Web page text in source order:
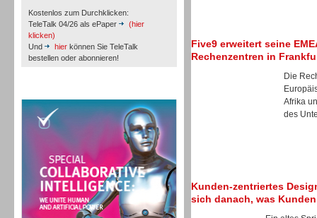
Kostenlos zum Durchklicken:
TeleTalk 04/26 als ePaper
(hier
klicken)
Und
hier können Sie TeleTalk
bestellen oder abonnieren!
Personal
Five9 erweitert seine
Rechenzentren in
Die
Afrika
des
Kunden-zentriertes
sich danach, was